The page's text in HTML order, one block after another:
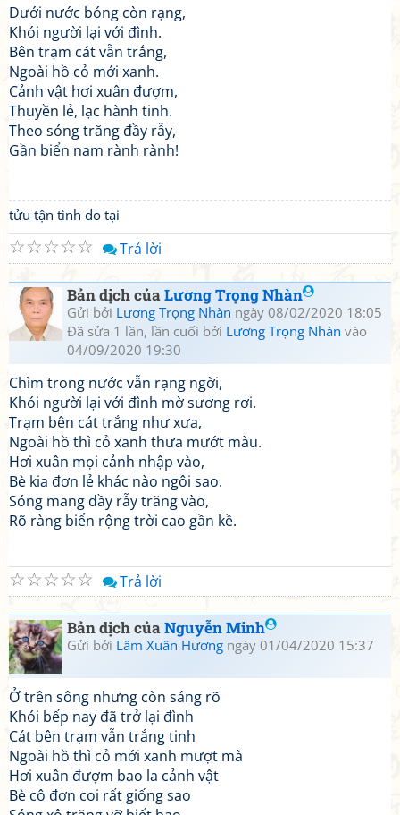
Dưới nước bóng còn rạng,
Khói người lại với đình.
Bên trạm cát vẫn trắng,
Ngoài hồ cỏ mới xanh.
Cảnh vật hơi xuân đượm,
Thuyền lẻ, lạc hành tinh.
Theo sóng trăng đầy rẫy,
Gần biển nam rành rành!
tửu tận tình do tại
☆
☆
☆
☆
☆ Trả lời
Bản dịch củaLương Trọng Nhàn
Gửi bởi Lương Trọng Nhàn ngày 08/02/2020 18:05
Đã sửa 1 lần, lần cuối bởi Lương Trọng Nhàn vào
04/09/2020 19:30
Chìm trong nước vẫn rạng ngời,
Khói người lại với đình mờ sương rơi.
Trạm bên cát trắng như xưa,
Ngoài hồ thì cỏ xanh thưa mướt màu.
Hơi xuân mọi cảnh nhập vào,
Bè kia đơn lẻ khác nào ngôi sao.
Sóng mang đầy rẫy trăng vào,
Rõ ràng biển rộng trời cao gần kề.
☆
☆
☆
☆
☆ Trả lời
Bản dịch củaNguyễn Minh
Gửi bởi Lâm Xuân Hương ngày 01/04/2020 15:37
Ở trên sông nhưng còn sáng rõ
Khói bếp nay đã trở lại đình
Cát bên trạm vẫn trắng tinh
Ngoài hồ thì cỏ mới xanh mượt mà
Hơi xuân đượm bao la cảnh vật
Bè cô đơn coi rất giống sao